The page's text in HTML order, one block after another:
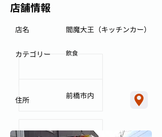
店舗情報
閻魔大王（キッチンカー）
店名
飲食
カテゴリー
前橋市内
住所